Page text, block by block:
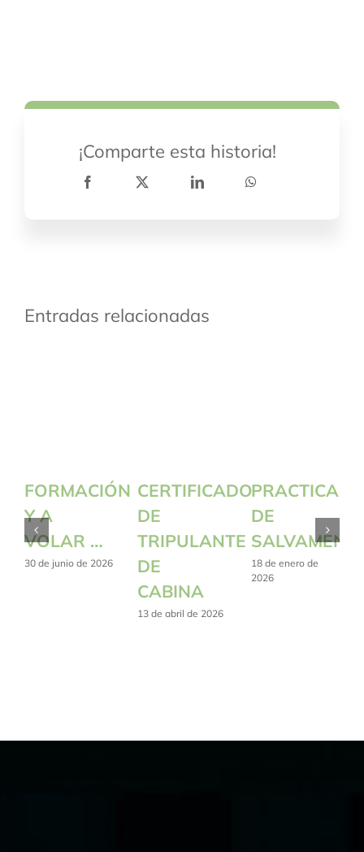
¡Comparte esta historia!
Entradas relacionadas
FORMACIÓN
Y A
VOLAR …
30 de junio de 2026
CERTIFICADO
DE
TRIPULANTE
DE
CABINA
13 de abril de 2026
PRACTICA
DE
18 de enero de
2026